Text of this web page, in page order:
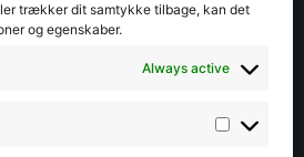
trækker dit samtykke tilbage, kan det
og egenskaber.
Always active